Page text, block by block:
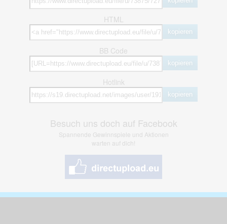
HTML
kopieren
BB Code
kopieren
Hotlink
kopieren
Besuch uns doch auf Facebook
Spannende Gewinnspiele und Aktionen
warten auf dich!